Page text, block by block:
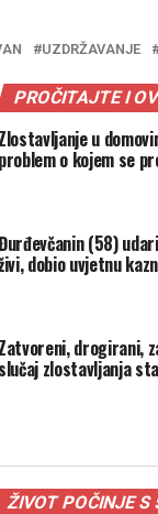
UZDRŽAVANJE
PROČITAJTE I
Zlostavljanje u
problem o kojem se
(58)
dobio uvjetnu
Zatvoreni, drogirani,
slučaj zlostavljanja
ŽIVOT POČINJE S